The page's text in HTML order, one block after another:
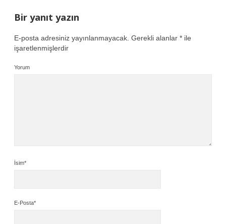
Bir yanıt yazın
E-posta adresiniz yayınlanmayacak. Gerekli alanlar * ile
işaretlenmişlerdir
Yorum
İsim*
E-Posta*